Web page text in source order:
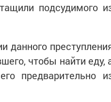
подсудимого
данного
чтобы найти еду,
предварительно